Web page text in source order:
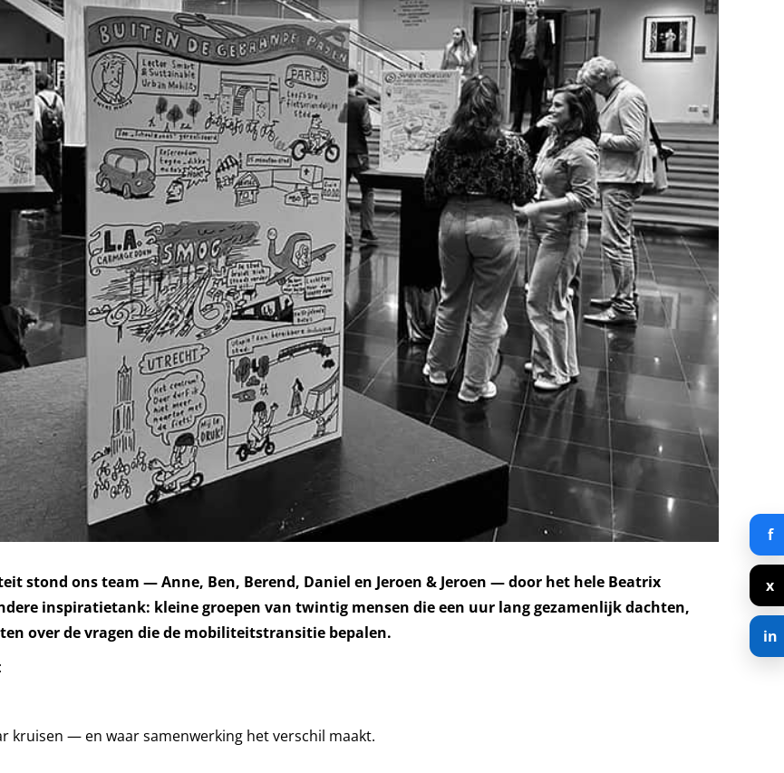
stond ons team — Anne, Ben, Berend, Daniel en Jeroen & Jeroen — door het hele Beatrix
inspiratietank: kleine groepen van twintig mensen die een uur lang gezamenlijk dachten,
over de vragen die de mobiliteitstransitie bepalen.
kruisen — en waar samenwerking het verschil maakt.
f
x
in